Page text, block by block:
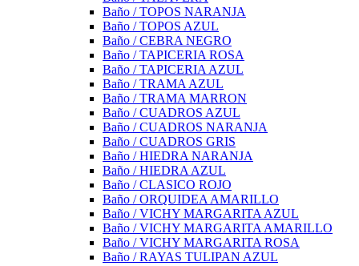
Baño / TOPOS NARANJA
Baño / TOPOS AZUL
Baño / CEBRA NEGRO
Baño / TAPICERIA ROSA
Baño / TAPICERIA AZUL
Baño / TRAMA AZUL
Baño / TRAMA MARRON
Baño / CUADROS AZUL
Baño / CUADROS NARANJA
Baño / CUADROS GRIS
Baño / HIEDRA NARANJA
Baño / HIEDRA AZUL
Baño / CLASICO ROJO
Baño / ORQUIDEA AMARILLO
Baño / VICHY MARGARITA AZUL
Baño / VICHY MARGARITA AMARILLO
Baño / VICHY MARGARITA ROSA
Baño / RAYAS TULIPAN AZUL